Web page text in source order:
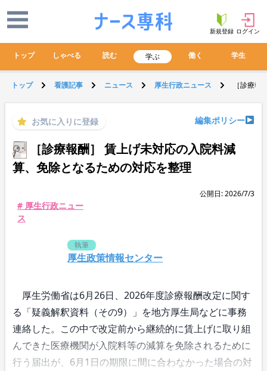
新規登録 ログイン
トップ しゃべる 読む 学ぶ 働く 学生
トップ 看護記事 ニュース 厚生行政ニュース ［診療
お気に入りに登録 編集ポリシー
［診療報酬］ 賃上げ未対応の入院料減
算、免除となるための対応を整理
公開日: 2026/7/3
# 厚生行政ニュー
ス
執筆
厚生政策情報センター
厚生労働省は6月26日、2026年度診療報酬改定に関す
る「疑義解釈資料（その9）」を地方厚生局などに事務
連絡した。この中で改定前から継続的に賃上げに取り組
んできた医療機関が入院料等の減算を免除されるために
行う届出が、6月1日の期限に間に合わなかった場合の対